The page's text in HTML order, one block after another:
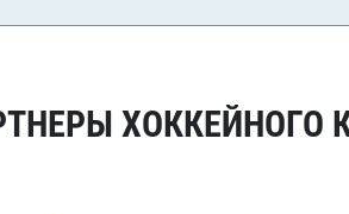
ХОККЕЙНОГО